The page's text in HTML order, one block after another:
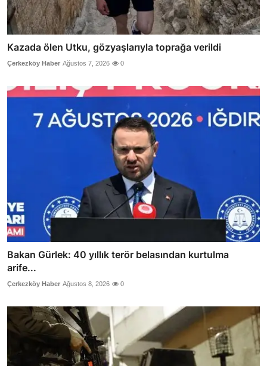
Kazada ölen Utku, gözyaşlarıyla toprağa verildi
Çerkezköy Haber Ağustos 7, 2026 0
Bakan Gürlek: 40 yıllık terör belasından kurtulma
arife...
Çerkezköy Haber Ağustos 8, 2026 0